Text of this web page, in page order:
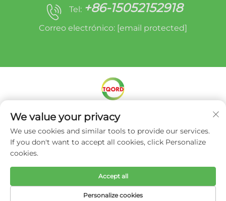
Tel: +86-15052152918
Correo electrónico: [email protected]
Dereitos de autor © Miracle Oruide (Guangzhou)
Auto Parts Remanufacturing Co., Ltd. -
Política
de privacidade
We value your privacy
We use cookies and similar tools to provide our services.
If you don't want to accept all cookies, click Personalize
cookies.
Personalize cookies
Accept all